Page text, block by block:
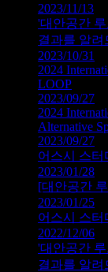
2023/11/13
'대안공간 루
결과를 알려
2023/10/31
2024
LOOP
2023/09/27
2024
Alternative
2023/09/27
어스시 스터
2023/01/28
[대안공간
2023/01/25
어스시 스터
2022/12/06
'대안공간 루
결과를 알려